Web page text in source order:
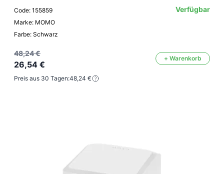
Code: 155859
Marke: MOMO
Farbe: Schwarz
Verfügbar
48,24 €
26,54 €
+ Warenkorb
Preis aus 30 Tagen:48,24 €